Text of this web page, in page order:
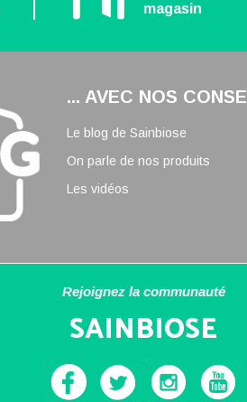
magasin
... AVEC NOS
Le blog de Sainbiose
On parle de nos produits
Les vidéos
Rejoignez la communauté
SAINBIOSE